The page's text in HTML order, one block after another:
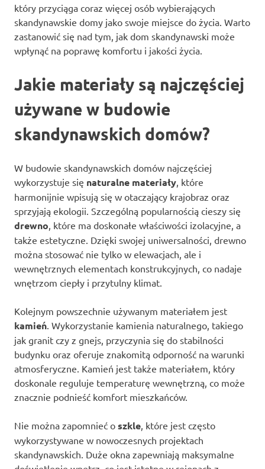
który przyciąga coraz więcej osób wybierających
skandynawskie domy jako swoje miejsce do życia. Warto
zastanowić się nad tym, jak dom skandynawski może
wpłynąć na poprawę komfortu i jakości życia.
Jakie materiały są najczęściej
używane w budowie
skandynawskich domów?
W budowie skandynawskich domów najczęściej
wykorzystuje się naturalne materiały , które
harmonijnie wpisują się w otaczający krajobraz oraz
sprzyjają ekologii. Szczególną popularnością cieszy się
drewno , które ma doskonałe właściwości izolacyjne, a
także estetyczne. Dzięki swojej uniwersalności, drewno
można stosować nie tylko w elewacjach, ale i
wewnętrznych elementach konstrukcyjnych, co nadaje
wnętrzom ciepły i przytulny klimat.
Kolejnym powszechnie używanym materiałem jest
kamień . Wykorzystanie kamienia naturalnego, takiego
jak granit czy z gnejs, przyczynia się do stabilności
budynku oraz oferuje znakomitą odporność na warunki
atmosferyczne. Kamień jest także materiałem, który
doskonale reguluje temperaturę wewnętrzną, co może
znacznie podnieść komfort mieszkańców.
Nie można zapomnieć o szkle , które jest często
wykorzystywane w nowoczesnych projektach
skandynawskich. Duże okna zapewniają maksymalne